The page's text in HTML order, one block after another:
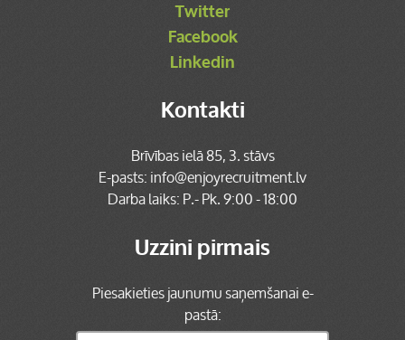
Twitter
Facebook
Linkedin
Kontakti
Brīvības ielā 85, 3. stāvs
E-pasts:info@enjoyrecruitment.lv
Darba laiks: P.- Pk. 9:00 - 18:00
Uzzini pirmais
Piesakieties jaunumu saņemšanai e-
pastā: